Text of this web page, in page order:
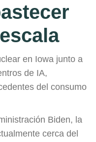
en Iowa junto a
de IA,
del consumo
Biden, la
cerca del